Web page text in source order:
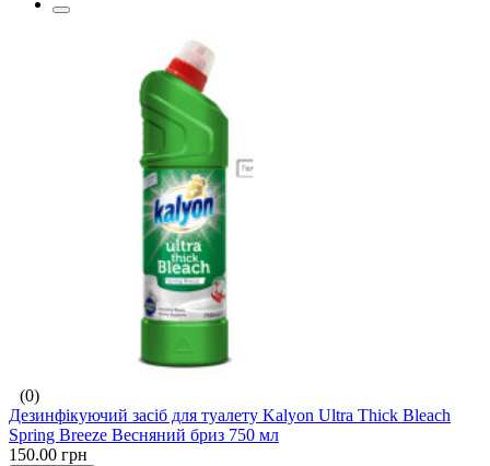
(0)
Дезинфікуючий засіб для туалету Kalyon Ultra Thick Bleach
Spring Breeze Весняний бриз 750 мл
150.00 грн